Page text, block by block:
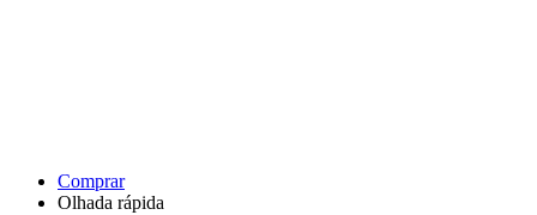
Comprar
Olhada rápida